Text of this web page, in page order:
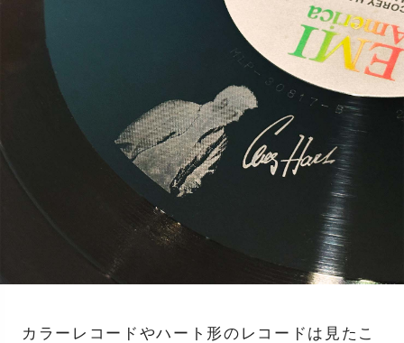
カラーレコードやハート形のレコードは見たこ